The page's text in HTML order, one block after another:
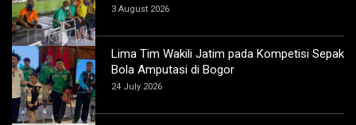
3 August 2026
Lima Tim Wakili Jatim pada Kompetisi Sepak
Bola Amputasi di Bogor
24 July 2026